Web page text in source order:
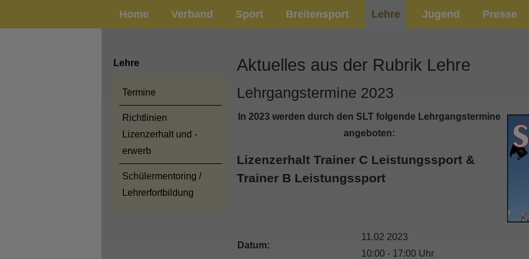
Home Verband Sport Breitensport Lehre Jugend Presse
Lehre
Termine
Richtlinien
Lizenzerhalt und -
erwerb
Schülermentoring /
Lehrerfortbildung
Aktuelles aus der Rubrik Lehre
Lehrgangstermine 2023
In 2023 werden durch den SLT folgende Lehrgangstermine
angeboten:
Lizenzerhalt Trainer C Leistungssport &
Trainer B Leistungssport
Datum:
11.02 2023
10:00 - 17:00 Uhr